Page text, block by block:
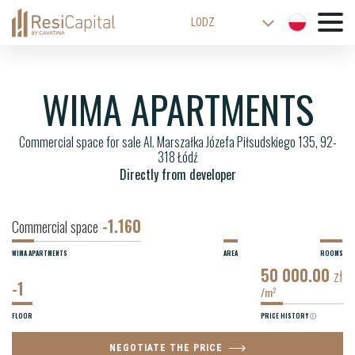
LODZ
WROCLAW
CRACOW
BIELSKO-BIALA
WIMA APARTMENTS
Commercial space for sale Al. Marszałka Józefa Piłsudskiego 135, 92-
318 Łódź
Directly from developer
WIMA APARTMENTS
Commercial space -1.160
AREA ROOMS
FLOOR
-1
PRICE HISTORY
50 000.00 zł
/m2
NEGOTIATE THE PRICE